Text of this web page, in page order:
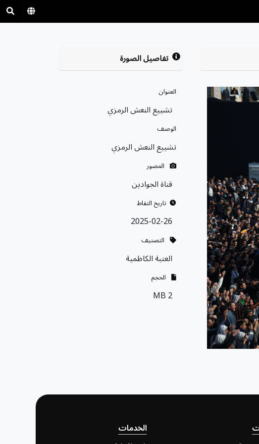
تفاصيل الصورة
العنوان
تشييع النعش الرمزي
الوصف
تشييع النعش الرمزي
المصور
قناة الجوادين
تاريخ التقاط
2025-02-26
التصنيف
العتبة الكاظمية
الحجم
2 MB
الخدمات